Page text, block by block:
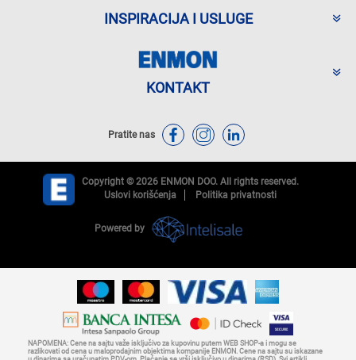
INSPIRACIJA I USLUGE
KONTAKT
Pratite nas
Copyright © 2026 ENMON DOO. All rights reserved.
Uslovi korišćenja
Politika privatnosti
Powered by
NAPOMENA: Cene na sajtu važe isključivo za kupovinu putem WEB SHOP-a i mogu se
razlikovati od cena u maloprodajnim objektima kompanije ENMON. Cene na sajtu su iskazane